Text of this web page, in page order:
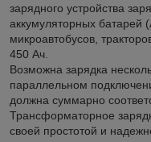
зарядного устройства
аккумуляторных батарей
микроавтобусов,
450 Ач.
Возможна зарядка
параллельном
должна суммарно
Трансформаторное
своей простотой и